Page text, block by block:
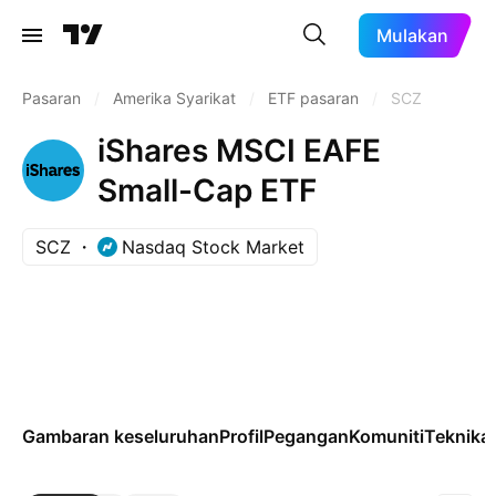
Mulakan
Pasaran Amerika Syarikat ETF pasaran SCZ
iShares MSCI EAFE
Small-Cap ETF
SCZ Nasdaq Stock Market
Gambaran keseluruhanProfilPeganganKomunitiTeknikal